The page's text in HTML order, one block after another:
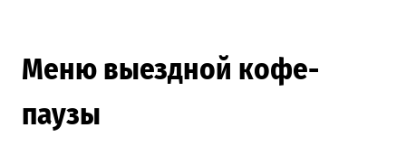
Меню выездной кофе-
паузы